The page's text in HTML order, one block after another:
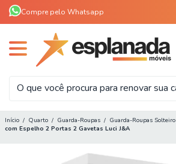
Compre pelo Whatsapp
Início / Quarto / Guarda-Roupas / Guarda-Roupas Solteiro
com Espelho 2 Portas 2 Gavetas Luci J&A